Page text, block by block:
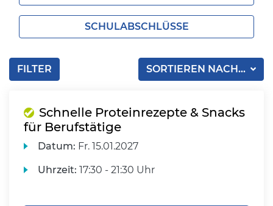
SCHULABSCHLÜSSE
SORTIEREN NACH...
FILTER
Schnelle Proteinrezepte & Snacks
für Berufstätige
Datum: Fr. 15.01.2027
Uhrzeit: 17:30 - 21:30 Uhr